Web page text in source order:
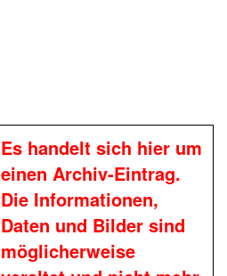
Es handelt sich hier um
einen Archiv-Eintrag.
Die Informationen,
Daten und Bilder sind
möglicherweise